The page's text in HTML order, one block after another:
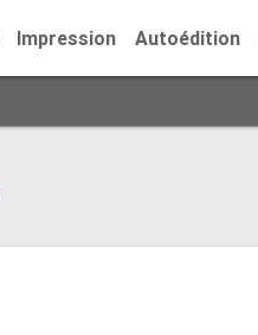
Impression Autoédition